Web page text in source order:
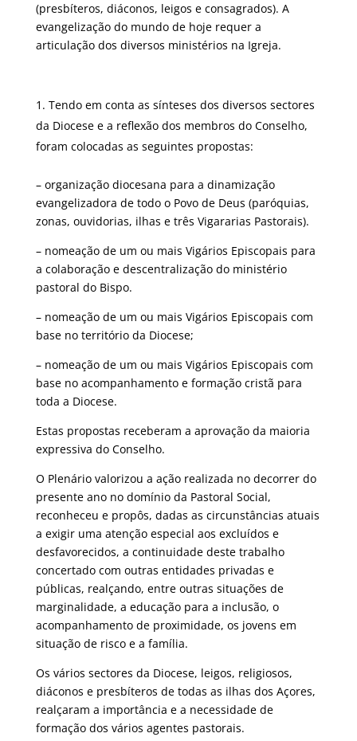
(presbíteros, diáconos, leigos e consagrados). A
evangelização do mundo de hoje requer a
articulação dos diversos ministérios na Igreja.
Tendo em conta as sínteses dos diversos sectores
da Diocese e a reflexão dos membros do Conselho,
foram colocadas as seguintes propostas:
– organização diocesana para a dinamização
evangelizadora de todo o Povo de Deus (paróquias,
zonas, ouvidorias, ilhas e três Vigararias Pastorais).
– nomeação de um ou mais Vigários Episcopais para
a colaboração e descentralização do ministério
pastoral do Bispo.
– nomeação de um ou mais Vigários Episcopais com
base no território da Diocese;
– nomeação de um ou mais Vigários Episcopais com
base no acompanhamento e formação cristã para
toda a Diocese.
Estas propostas receberam a aprovação da maioria
expressiva do Conselho.
O Plenário valorizou a ação realizada no decorrer do
presente ano no domínio da Pastoral Social,
reconheceu e propôs, dadas as circunstâncias atuais
a exigir uma atenção especial aos excluídos e
desfavorecidos, a continuidade deste trabalho
concertado com outras entidades privadas e
públicas, realçando, entre outras situações de
marginalidade, a educação para a inclusão, o
acompanhamento de proximidade, os jovens em
situação de risco e a família.
Os vários sectores da Diocese, leigos, religiosos,
diáconos e presbíteros de todas as ilhas dos Açores,
realçaram a importância e a necessidade de
formação dos vários agentes pastorais.